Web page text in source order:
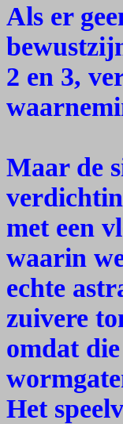
Als er
2 en 3,
Maar de
met een
waarin
echte
zuivere
omdat
Het